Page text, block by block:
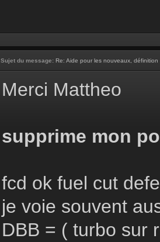
Sujet du message: Re: Aide pour les nouveaux,
Merci Mattheo
supprime mon
fcd ok fuel cut
je voie souvent
DBB = ( turbo sur